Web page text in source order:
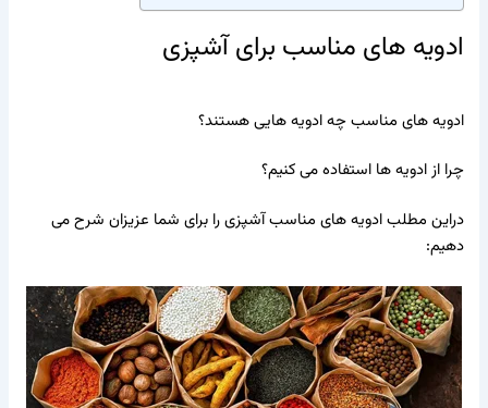
ادویه های مناسب برای آشپزی
ادویه های مناسبچه ادویه هایی هستند؟
چرا از ادویه ها استفاده می کنیم؟
دراین مطلب ادویه های مناسب آشپزی را برای شما عزیزان شرح می
دهیم: